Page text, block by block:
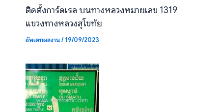
ติดตั้งการ์ดเรล บนทางหลวงหมายเลข 1319
แขวงทางหลวงสุโขทัย
อัพเดทผลงาน/19/09/2023